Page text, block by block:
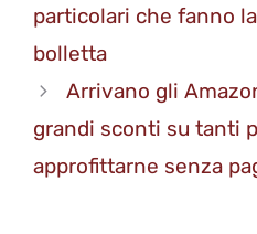
particolari che fanno
bolletta
Arrivano gli
grandi sconti su tanti
approfittarne senza